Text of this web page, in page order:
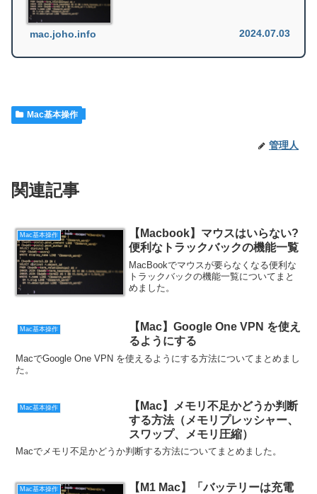
mac.joho.info 2024.07.03
Mac基本操作
管理人
関連記事
Mac基本操作
【Macbook】マウスはいらない?
便利なトラックバックの機能一覧
MacBookでマウスが要らなくなる便利な
トラックバックの機能一覧についてまと
めました。
Mac基本操作
【Mac】Google One VPN を使え
るようにする
MacでGoogle One VPN を使えるようにする方法についてまとめまし
た。
Mac基本操作
【Mac】メモリ不足かどうか判断
する方法（メモリプレッシャー、
スワップ、メモリ圧縮）
Macでメモリ不足かどうか判断する方法についてまとめました。
Mac基本操作
【M1 Mac】「バッテリーは充電